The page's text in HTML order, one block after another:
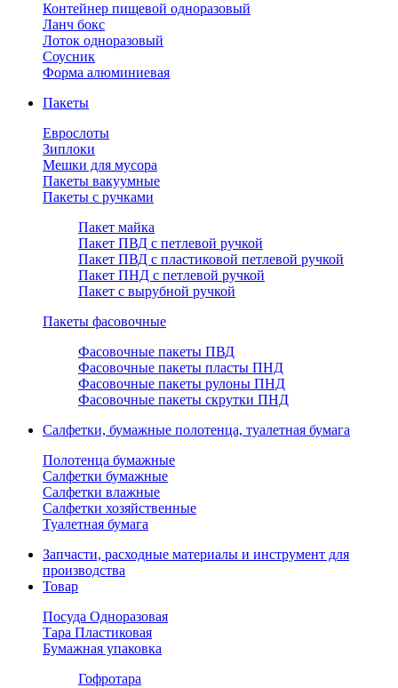
Контейнер пищевой одноразовый
Ланч бокс
Лоток одноразовый
Соусник
Форма алюминиевая
Пакеты
Еврослоты
Зиплоки
Мешки для мусора
Пакеты вакуумные
Пакеты с ручками
Пакет майка
Пакет ПВД с петлевой ручкой
Пакет ПВД с пластиковой петлевой ручкой
Пакет ПНД с петлевой ручкой
Пакет с вырубной ручкой
Пакеты фасовочные
Фасовочные пакеты ПВД
Фасовочные пакеты пласты ПНД
Фасовочные пакеты рулоны ПНД
Фасовочные пакеты скрутки ПНД
Салфетки, бумажные полотенца, туалетная бумага
Полотенца бумажные
Салфетки бумажные
Салфетки влажные
Салфетки хозяйственные
Туалетная бумага
Запчасти, расходные материалы и инструмент для
производства
Товар
Посуда Одноразовая
Тара Пластиковая
Бумажная упаковка
Гофротара